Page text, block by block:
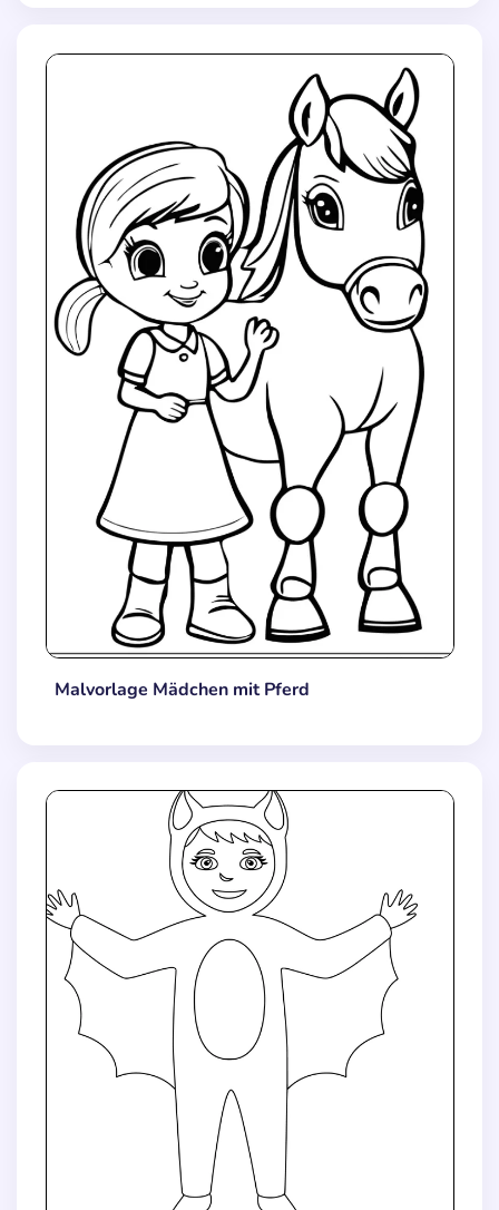
Malvorlage Mädchen mit Pferd